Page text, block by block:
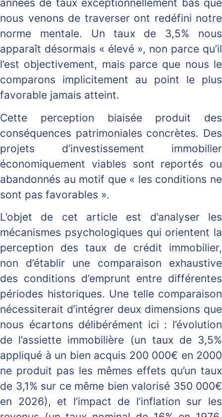
années de taux exceptionnellement bas que
nous venons de traverser ont redéfini notre
norme mentale. Un taux de 3,5% nous
apparaît désormais « élevé », non parce qu’il
l’est objectivement, mais parce que nous le
comparons implicitement au point le plus
favorable jamais atteint.
Cette perception biaisée produit des
conséquences patrimoniales concrètes. Des
projets d’investissement immobilier
économiquement viables sont reportés ou
abandonnés au motif que « les conditions ne
sont pas favorables ».
L’objet de cet article est d’analyser les
mécanismes psychologiques qui orientent la
perception des taux de crédit immobilier,
non d’établir une comparaison exhaustive
des conditions d’emprunt entre différentes
périodes historiques. Une telle comparaison
nécessiterait d’intégrer deux dimensions que
nous écartons délibérément ici : l’évolution
de l’assiette immobilière (un taux de 3,5%
appliqué à un bien acquis 200 000€ en 2000
ne produit pas les mêmes effets qu’un taux
de 3,1% sur ce même bien valorisé 350 000€
en 2026), et l’impact de l’inflation sur les